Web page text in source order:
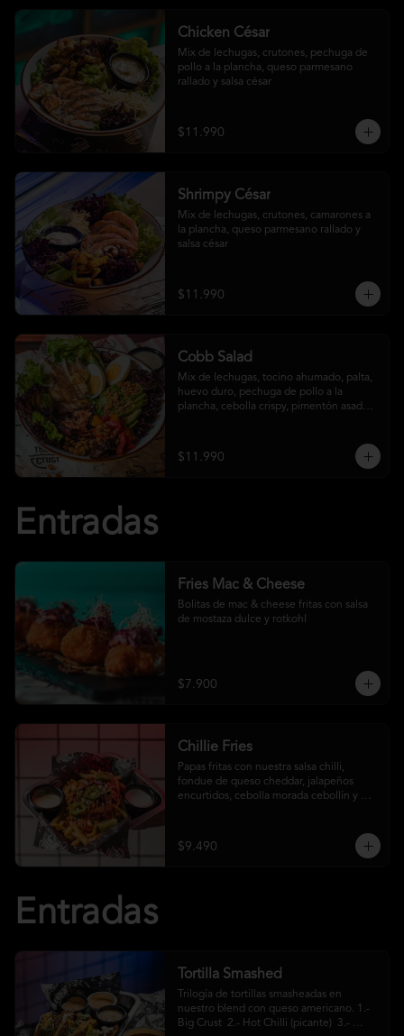
Chicken César
Mix de lechugas, crutones, pechuga de
pollo a la plancha, queso parmesano
rallado y salsa césar
$11.990
Shrimpy César
Mix de lechugas, crutones, camarones a
la plancha, queso parmesano rallado y
salsa césar
$11.990
Cobb Salad
Mix de lechugas, tocino ahumado, palta,
huevo duro, pechuga de pollo a la
plancha, cebolla crispy, pimentón asado,
$11.990
Entradas
Fries Mac & Cheese
Bolitas de mac & cheese fritas con salsa
de mostaza dulce y rotkohl
$7.900
Chillie Fries
Papas fritas con nuestra salsa chilli,
fondue de queso cheddar, jalapeños
encurtidos, cebolla morada cebollín y
$9.490
Entradas
Tortilla Smashed
Trilogía de tortillas smasheadas en
nuestro blend con queso americano. 1.-
Big Crust  2.- Hot Chilli (picante)  3.-